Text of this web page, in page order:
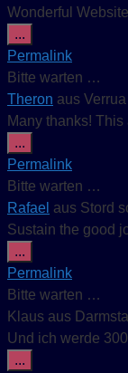
Wonderful
...
Permalink
Bitte warten …
Theron aus
Many thanks!
...
Permalink
Bitte warten …
Rafael aus Stord
Sustain the good
...
Permalink
Bitte warten …
Klaus aus
Und ich werde
...